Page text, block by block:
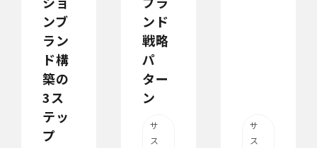
ンブ
ラン
ド構
築の
3ス
テッ
プ
ンド
戦略
パ
ター
ン
サ
ス
サ
ス